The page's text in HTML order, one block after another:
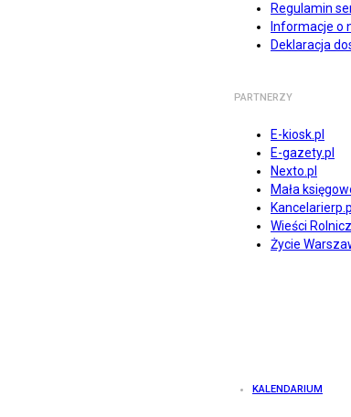
Regulamin
Informacje o
Deklaracja
PARTNERZY
E-kiosk.pl
E-gazety.pl
Nexto.pl
Mała
Kancelarierp.pl
Wieści
Życie
KALENDARIUM